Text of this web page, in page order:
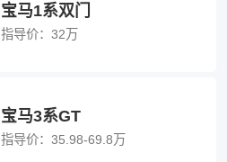
宝马1系双门
指导价： 32万
宝马3系GT
指导价： 35.98-69.8万